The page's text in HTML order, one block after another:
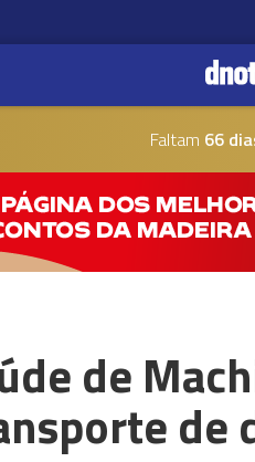
Faltam 66
de
de